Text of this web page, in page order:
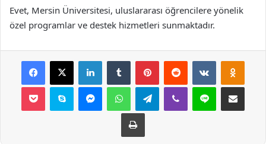
Evet, Mersin Üniversitesi, uluslararası öğrencilere yönelik
özel programlar ve destek hizmetleri sunmaktadır.
Facebook
X LinkedInTumblr PinterestReddit VKontakte
Pocket Skype MessengerWhatsAppTelegramViber Line E-Posta ile
Yazdır